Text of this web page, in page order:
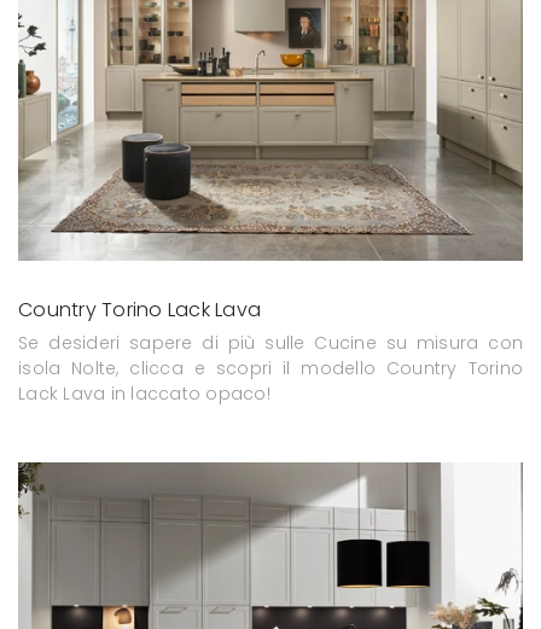
Country Torino Lack Lava
Se desideri sapere di più sulle Cucine su misura con
isola Nolte, clicca e scopri il modello Country Torino
Lack Lava in laccato opaco!